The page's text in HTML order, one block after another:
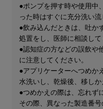
●ポンプを押す時や使用中
った時はすぐに充分洗い流
●飲み込んだときは、吐か
処置をし、医師に相談して
●認知症の方などの誤飲や
に注意してください。
●アプリケーターへつめか
水洗いし、乾燥後、移しか
●つめかえの際は、忘れず
その際、異なった製造番